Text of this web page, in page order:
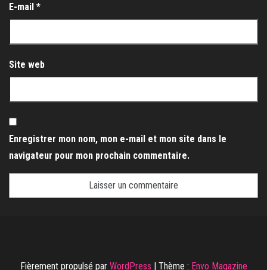
E-mail *
Site web
Enregistrer mon nom, mon e-mail et mon site dans le
navigateur pour mon prochain commentaire.
Fièrement propulsé par WordPress Thème : Envo Magazine